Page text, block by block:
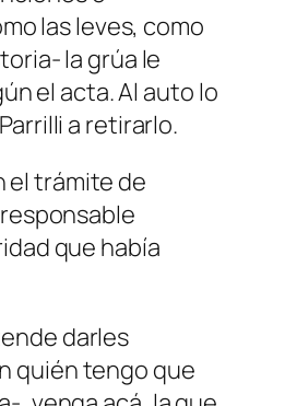
las leves, como
la grúa le
el acta. Al auto lo
a retirarlo.
el trámite de
que había
darles
quién tengo que